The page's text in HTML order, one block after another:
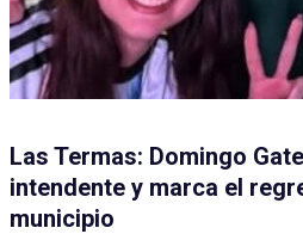
Las Termas: Domingo
intendente y marca el
municipio